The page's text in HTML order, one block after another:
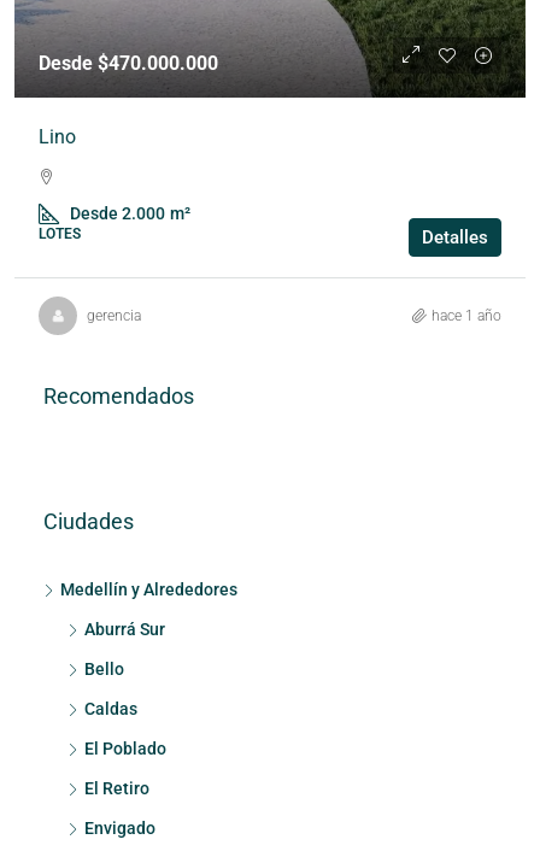
Desde $470.000.000
Lino
Desde 2.000 m²
LOTES Detalles
gerencia hace 1 año
Recomendados
Ciudades
Medellín y Alrededores
Aburrá Sur
Bello
Caldas
El Poblado
El Retiro
Envigado